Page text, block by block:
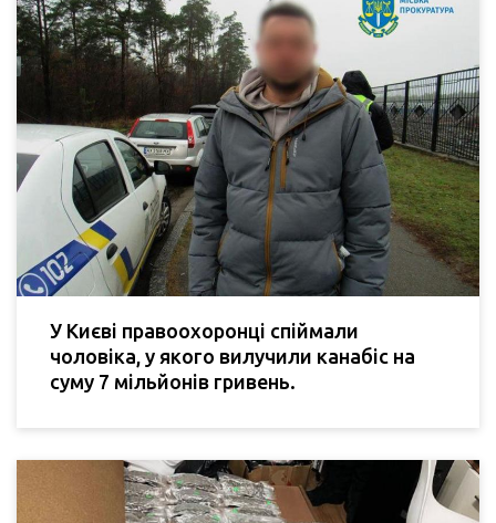
У Києві правоохоронці спіймали
чоловіка, у якого вилучили канабіс на
суму 7 мільйонів гривень.